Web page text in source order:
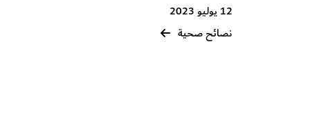
12 يوليو 2023
نصائح صحية